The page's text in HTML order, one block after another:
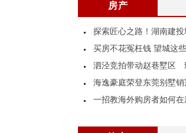
房产
探索匠心之路！湖南建
买房不花冤枉钱 望城这
泗泾竞拍带动赵巷墅区
海逸豪庭荣登东莞别墅
一招教海外购房者如何